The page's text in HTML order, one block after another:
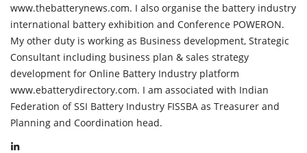
www.thebatterynews.com. I also organise the battery industry
international battery exhibition and Conference POWERON.
My other duty is working as Business development, Strategic
Consultant including business plan & sales strategy
development for Online Battery Industry platform
www.ebatterydirectory.com. I am associated with Indian
Federation of SSI Battery Industry FISSBA as Treasurer and
Planning and Coordination head.